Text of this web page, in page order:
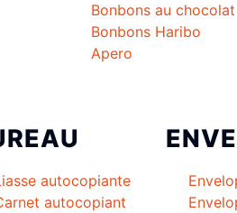
Bonbons au chocolat
Bonbons Haribo
Apero
autocopiante
autocopiant